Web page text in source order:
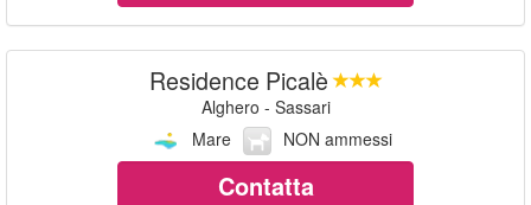
Residence Picalè
Alghero - Sassari
Mare
NON ammessi
Contatta